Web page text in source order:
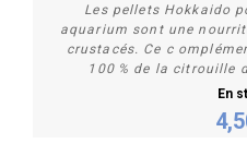
Les pellets Hokkaido
aquarium sont une
crustacés. Ce c
100 % de la citrouille
En